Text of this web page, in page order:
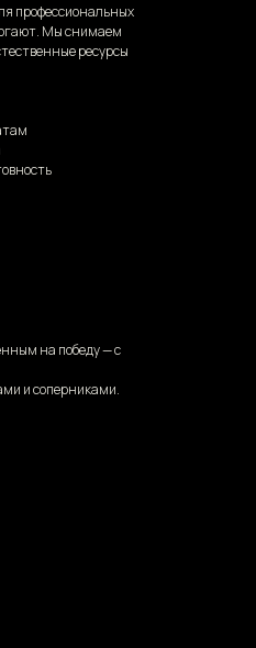
профессиональных
Мы снимаем
ресурсы
на победу — с
и соперниками.